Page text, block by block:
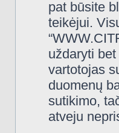
pat būsite
teikėjui.
uždaryti
vartotojas
duomenų
sutikimo,
atveju